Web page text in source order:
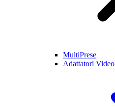
MultiPrese
Adattatori Video